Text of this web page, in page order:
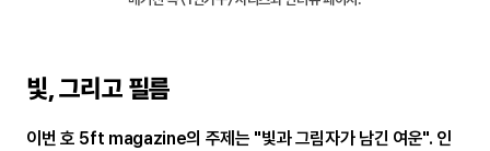
빛, 그리고 필름
이번 호 5ft magazine의 주제는 "빛과 그림자가 남긴 여운". 인